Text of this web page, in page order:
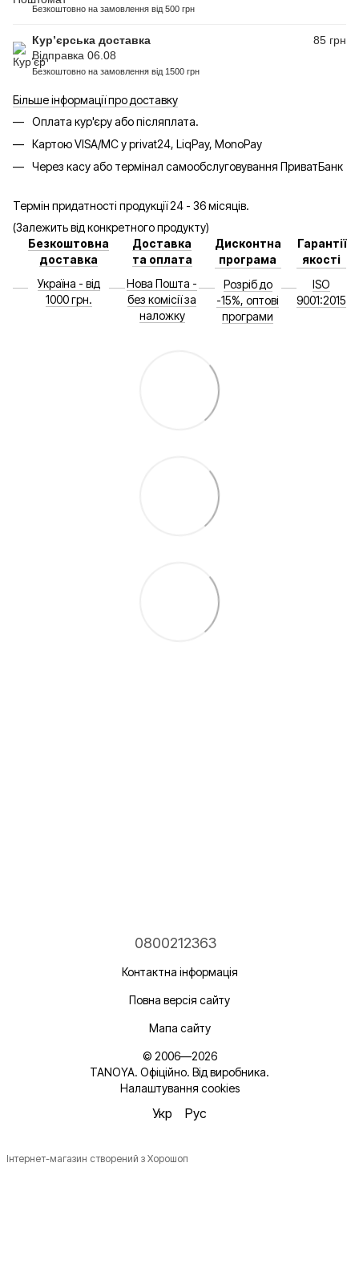
Безкоштовно на замовлення від 500 грн
Кур’єрська доставка
Відправка 06.08
Безкоштовно на замовлення від 1500 грн
85 грн
Більше інформації про доставку
Оплата кур'єру або післяплата.
Картою VISA/MC у privat24, LiqPay, MonoPay
Через касу або термінал самообслуговування ПриватБанк
Термін придатності продукції 24 - 36 місяців.
(Залежить від конкретного продукту)
Безкоштовна
доставка
Україна - від
1000 грн.
Доставка
та оплата
Нова Пошта -
без комісії за
наложку
Дисконтна
програма
Розріб до
-15%, оптові
програми
Гарантії
якості
ISO
9001:2015
0800212363
Контактна інформація
Повна версія сайту
Мапа сайту
© 2006—2026
TANOYA. Офіційно. Від виробника.
Налаштування cookies
Укр Рус
Інтернет-магазин створений з Хорошоп